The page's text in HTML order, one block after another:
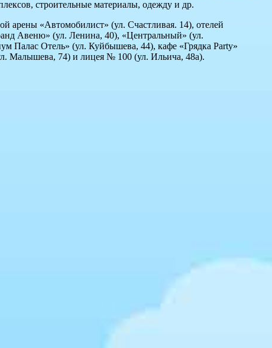
строительные материалы, одежду и др.
арены «Автомобилист» (ул. Счастливая. 14), отелей
Авеню» (ул. Ленина, 40), «Центральный» (ул.
Палас Отель» (ул. Куйбышева, 44), кафе «Грядка Party»
Малышева, 74) и лицея № 100 (ул. Ильича, 48а).